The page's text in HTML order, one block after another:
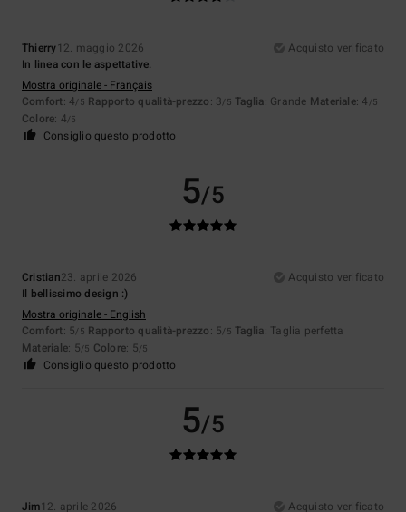
Thierry12. maggio 2026
Acquisto verificato
In linea con le aspettative.
Mostra originale - Français
Comfort: 4/5 Rapporto qualità-prezzo: 3/5 Taglia: Grande Materiale: 4 /5
Colore: 4/5
Consiglio questo prodotto
5/5
Cristian23. aprile 2026
Acquisto verificato
Il bellissimo design :)
Mostra originale - English
Comfort: 5/5 Rapporto qualità-prezzo: 5/5 Taglia: Taglia perfetta
Materiale: 5/5 Colore: 5/5
Consiglio questo prodotto
5/5
Jim12. aprile 2026
Acquisto verificato